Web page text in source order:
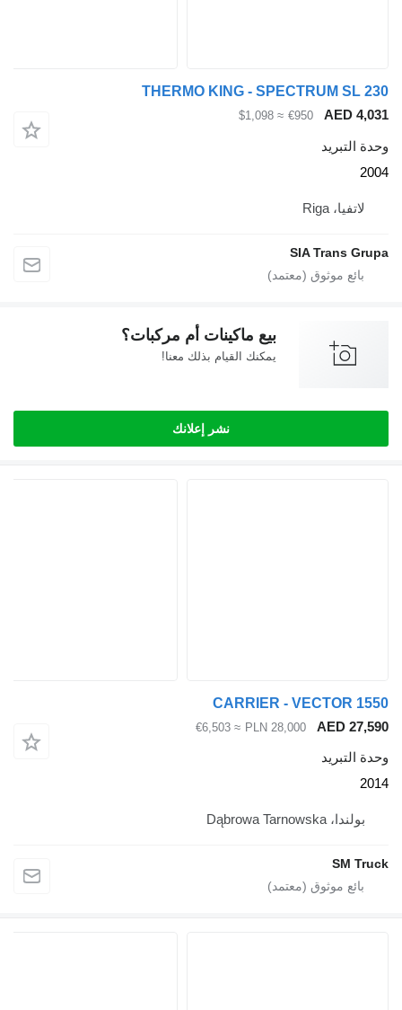
THERMO KING - SPECTRUM
AED
€950
≈ $1,098
SIA Trans
بيع ماكينات أم مركبات؟
يمكنك القيام بذلك معنا!
نشر إعلانك
CARRIER - VECTOR
AED
PLN 28,000
≈ €6,503
SM